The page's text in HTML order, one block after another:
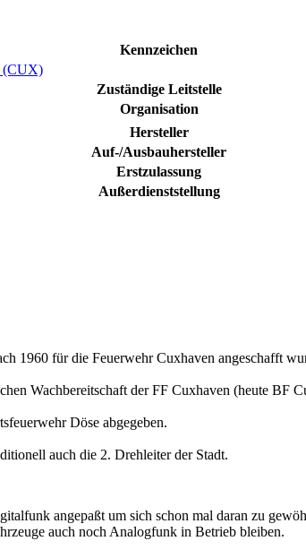
Kennzeichen
(CUX)
Zuständige Leitstelle
Organisation
Hersteller
Auf-/Ausbauhersteller
Erstzulassung
Außerdienststellung
1960 für die Feuerwehr Cuxhaven angeschafft
Wachbereitschaft der FF Cuxhaven (heute BF
Döse abgegeben.
auch die 2. Drehleiter der Stadt.
angepaßt um sich schon mal daran zu
auch noch Analogfunk in Betrieb bleiben.